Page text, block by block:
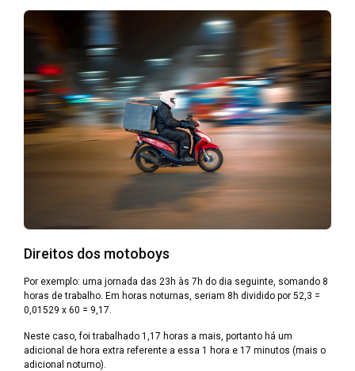
Direitos dos motoboys
Por exemplo: uma jornada das 23h às 7h do dia seguinte, somando 8
horas de trabalho. Em horas noturnas, seriam 8h dividido por 52,3 =
0,01529 x 60 = 9,17.
Neste caso, foi trabalhado 1,17 horas a mais, portanto há um
adicional de hora extra referente a essa 1 hora e 17 minutos (mais o
adicional noturno).